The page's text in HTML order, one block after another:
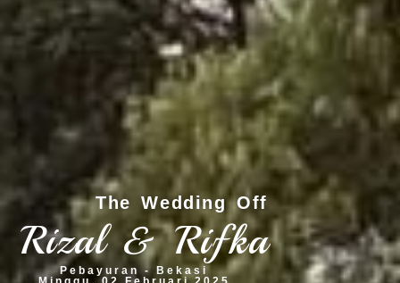
The Wedding Off
Rizal & Rifka
Pebayuran - Bekasi